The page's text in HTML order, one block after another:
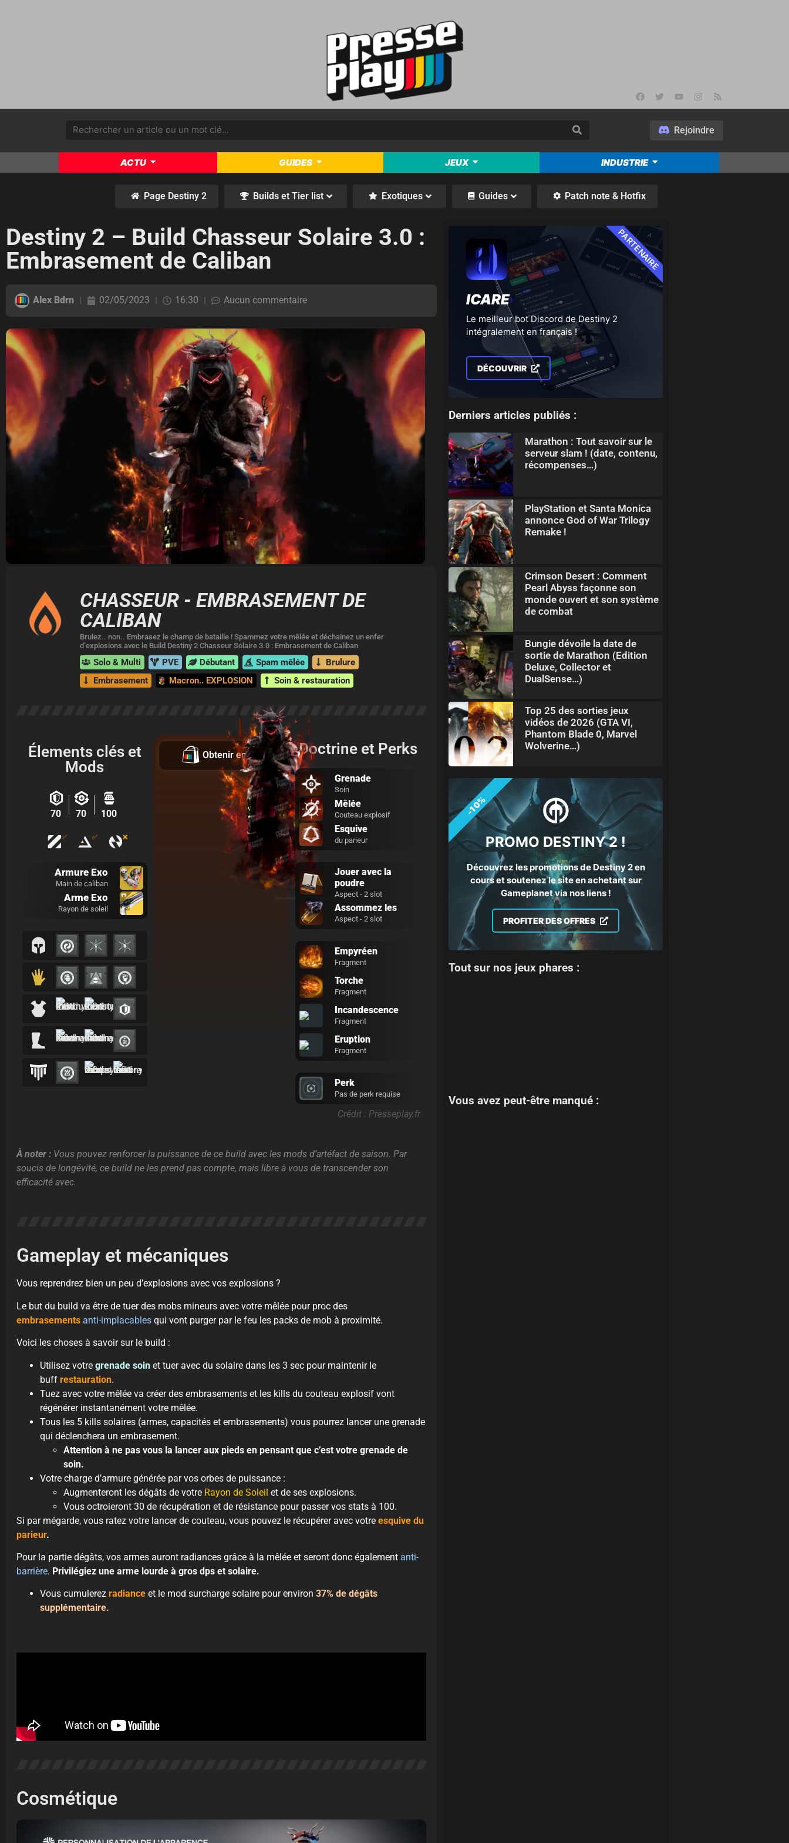
Rejoindre
ACTU GUIDES JEUX INDUSTRIE
Page Destiny 2 Builds et Tier list Exotiques Guides Patch note & Hotfix
Destiny 2 – Build Chasseur Solaire 3.0 :
Embrasement de Caliban
Alex Bdrn 02/05/2023 16:30 Aucun commentaire
CHASSEUR - EMBRASEMENT DE
CALIBAN
Brulez.. non.. Embrasez le champ de bataille ! Spammez votre mêlée et déchainez un enfer
d’explosions avec le Build Destiny 2 Chasseur Solaire 3.0 : Embrasement de Caliban
Solo & Multi PVE Débutant Spam mêlée
Brulure
Embrasement
Macron.. EXPLOSION Soin & restauration
Élements clés et
Mods
70 70 100
✅ ✅ ❌
Armure Exo
Main de caliban
Arme Exo
Rayon de soleil
Obtenir en 4K Doctrine et Perks
Grenade
Soin
Mêlée
Couteau explosif
Esquive
du parieur
Jouer avec la
poudre
Aspect - 2 slot
Assommez les
Aspect - 2 slot
Empyréen
Fragment
Torche
Fragment
Incandescence
Fragment
Eruption
Fragment
Perk
Pas de perk requise
Crédit : Presseplay.fr
À noter : Vous pouvez renforcer la puissance de ce build avec les mods d’artéfact de saison. Par
soucis de longévité, ce build ne les prend pas compte, mais libre à vous de transcender son
efficacité avec.
Gameplay et mécaniques
Vous reprendrez bien un peu d’explosions avec vos explosions ?
Le but du build va être de tuer des mobs mineurs avec votre mêlée pour proc des
embrasements anti-implacables qui vont purger par le feu les packs de mob à proximité.
Voici les choses à savoir sur le build :
Utilisez votre grenade soin et tuer avec du solaire dans les 3 sec pour maintenir le
buff restauration.
Tuez avec votre mêlée va créer des embrasements et les kills du couteau explosif vont
régénérer instantanément votre mêlée.
Tous les 5 kills solaires (armes, capacités et embrasements) vous pourrez lancer une grenade
qui déclenchera un embrasement.
Attention à ne pas vous la lancer aux pieds en pensant que c’est votre grenade de
soin.
Votre charge d’armure générée par vos orbes de puissance :
Augmenteront les dégâts de votre Rayon de Soleil et de ses explosions.
Vous octroieront 30 de récupération et de résistance pour passer vos stats à 100.
Si par mégarde, vous ratez votre lancer de couteau, vous pouvez le récupérer avec votre esquive du
parieur.
Pour la partie dégâts, vos armes auront radiances grâce à la mêlée et seront donc également anti-
barrière. Privilégiez une arme lourde à gros dps et solaire.
Vous cumulerez radiance et le mod surcharge solaire pour environ 37% de dégâts
supplémentaire.
Cosmétique
ICARE
Le meilleur bot Discord de Destiny 2
intégralement en français !
DÉCOUVRIR
PARTENAIRE
Derniers articles publiés :
Marathon : Tout savoir sur le
serveur slam ! (date, contenu,
récompenses…)
PlayStation et Santa Monica
annonce God of War Trilogy
Remake !
Crimson Desert : Comment
Pearl Abyss façonne son
monde ouvert et son système
de combat
Bungie dévoile la date de
sortie de Marathon (Edition
Deluxe, Collector et
DualSense…)
Top 25 des sorties jeux
vidéos de 2026 (GTA VI,
Phantom Blade 0, Marvel
Wolverine…)
PROMO DESTINY 2 !
Découvrez les promotions de Destiny 2 en
cours et soutenez le site en achetant sur
Gameplanet via nos liens !
PROFITER DES OFFRES
-10%
Tout sur nos jeux phares :
Vous avez peut-être manqué :